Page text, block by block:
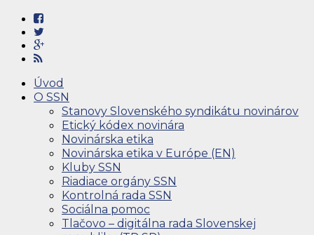
Úvod
O SSN
Stanovy Slovenského syndikátu novinárov
Etický kódex novinára
Novinárska etika
Novinárska etika v Európe (EN)
Kluby SSN
Riadiace orgány SSN
Kontrolná rada SSN
Sociálna pomoc
Tlačovo – digitálna rada Slovenskej